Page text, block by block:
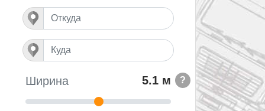
?
Ширина 5.1 м